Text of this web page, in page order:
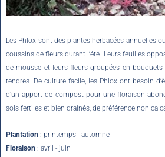
Les Phlox sont des plantes herbacées annuelles
coussins de fleurs durant l’été. Leurs feuilles
de mousse et leurs fleurs groupées en
tendres. De culture facile, les Phlox ont besoin
d’un apport de compost pour une floraison
sols fertiles et bien drainés, de préférence non
Plantation : printemps - automne
Floraison : avril - juin